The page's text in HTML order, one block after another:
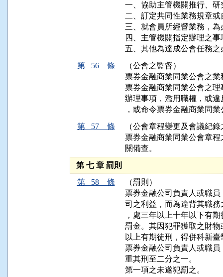
一、協助主管機關推行、
二、訂定共同性業務規章
三、就會員所經營業務，
四、主管機關指定辦理之事
五、其他為達成公會任務之
第 56 條
（公會之監督）
票券金融商業同業公會之
票券金融商業同業公會之
辦理事項，濫用職權，或
，或命令票券金融商業同
第 57 條
（公會章程變更及會議紀
票券金融商業同業公會章
關備查。
第 七 章 罰則
第 58 條
（罰則）
票券金融公司負責人或職
司之利益，而為違背其職
，處三年以上十年以下有
罰金。其因犯罪獲取之財
以上有期徒刑，得併科新
票券金融公司負責人或職
重其刑至二分之一。
第一項之未遂犯罰之。